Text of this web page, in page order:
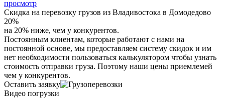
просмотр
Скидка на перевозку грузов из Владивостока в Домодедово
20%
на 20% ниже, чем у конкурентов.
Постоянным клиентам, которые работают с нами на
постоянной основе, мы предоставляем систему скидок и им
нет необходимости пользоваться калькулятором чтобы узнать
стоимость отправки груза. Поэтому наши цены приемлемей
чем у конкурентов.
Оставить заявку
Видео погрузки